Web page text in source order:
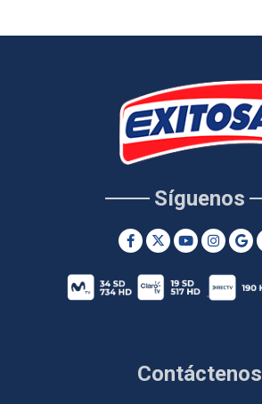
Contáctenos
Síguenos